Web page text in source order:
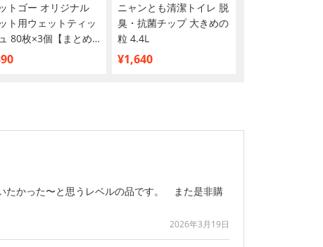
トゴー オリジナル
ト用ウェットティッ
80枚×3個【まとめ
】
ニャンとも清潔トイレ 脱
臭・抗菌チップ 大きめの
粒 4.4L
¥1,640
かった〜と思うレベルの品です。 また是非購
2026年3月19日